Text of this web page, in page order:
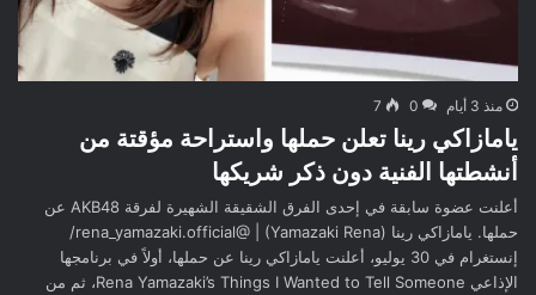
منذ 3 أيام 0
7
يامازاكي رينا تعلن حملها واستراحة مؤقتة من
أنشطتها الفنية دون ذكر شريكها
أعلنت عضوة سابقة في إحدى الفرق الشقيقة الشهيرة لفرقة AKB48 عن
حملها. يامازاكي رينا (Yamazaki Rena) | @rena_yamazaki.official/
إنستغرام في 30 يوليو، أعلنت يامازاكي رينا عن حملها، أولاً في برنامجها
الإذاعي Rena Yamazaki’s Things I Wanted to Tell Someone، ثم من